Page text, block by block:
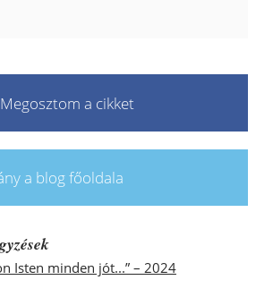
Megosztom a cikket
a blog főoldala
Isten minden jót...” – 2024